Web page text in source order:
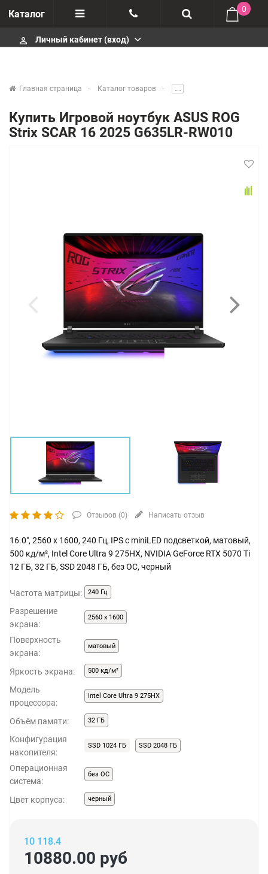
Каталог
Отзывы
Гарантия
+375447430404
infobelm.by@yandex.ru
0
perm_identity Личный кабинет (вход)
Главная страница Каталог товаров .....
Купить Игровой ноутбук ASUS ROG
Strix SCAR 16 2025 G635LR-RW010
Отзывов (0) Написать отзыв
16.0", 2560 x 1600, 240 Гц, IPS с miniLED подсветкой, матовый,
500 кд/м², Intel Core Ultra 9 275HX, NVIDIA GeForce RTX 5070 Ti
12 ГБ, 32 ГБ, SSD 2048 ГБ, без ОС, черный
Частота матрицы: 240 Гц
Разрешение
экрана:
2560 x 1600
Поверхность
экрана:
матовый
Яркость экрана: 500 кд/м²
Модель
процессора:
Intel Core Ultra 9 275HX
Объём памяти: 32 ГБ
Конфигурация
накопителя:
SSD 1024 ГБ SSD 2048 ГБ
Операционная
система:
без ОС
Цвет корпуса: черный
10 118.4
10880.00 руб